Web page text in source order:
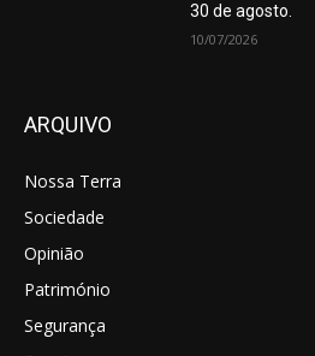
30 de agosto.
10/07/2026
ARQUIVO
Nossa Terra
Sociedade
Opinião
Património
Segurança